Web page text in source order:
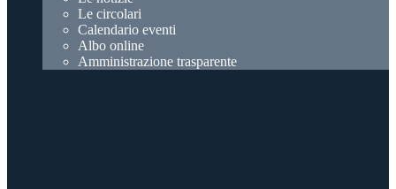
Le circolari
Calendario eventi
Albo online
Amministrazione trasparente